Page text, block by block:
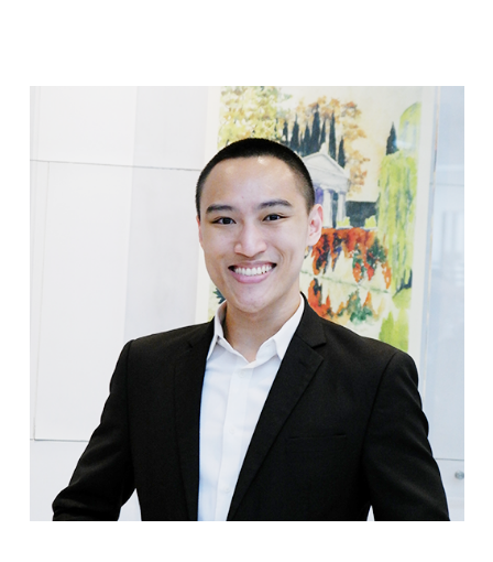
08) Students' voice: Students' Perspectives on
Educational environment(281 views)
09) เชิด-ชู: บทสัมภาษณ์ผู้ได้รับรางวัล “ครูต้นแบบ”
ประจำปี 2568 จากสถาบันพระบรมราชชนก(317 views)
10) สับ สรรพ ศัพท์: Intentional adaptability,
Sociomateriality, Psychological safety, Cognitive
(271 views)
11) Educational movement: Improving learning
environment in thai health science schools(230
12) SHEE Sharing: Developing a Conceptual
Model of Self-Directed Learning in Virtual
Environments for Medical Sciences Students